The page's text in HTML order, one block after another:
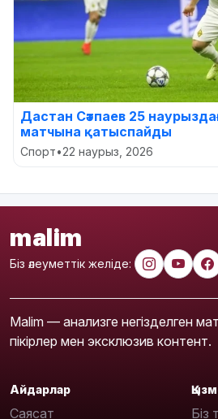
Дастан Сәтпаев 25
матчына қатыспайды
Спорт•22 наурыз, 2026
malim
Біз әлеуметтік желіде:
Malim — анализге негізделген
пікірлер мен эксклюзив контент.
Айдарлар
Саясат
Біз